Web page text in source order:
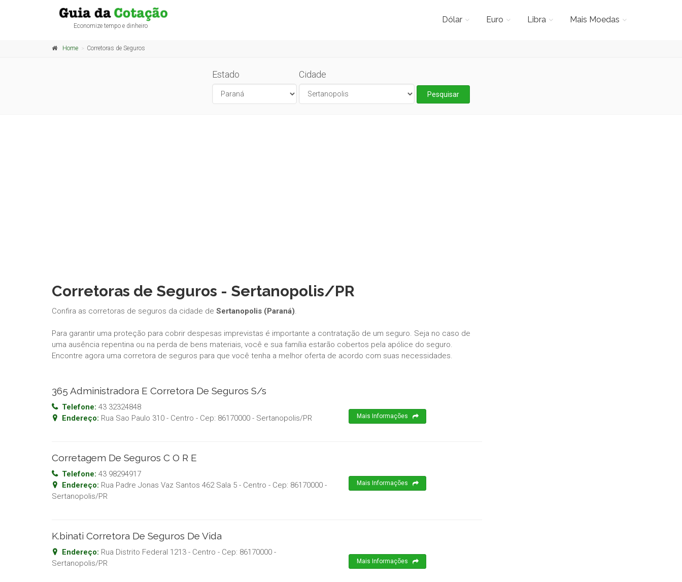
Economize tempo e dinheiro
Dólar Euro Libra Mais Moedas
Home Corretoras de Seguros
Estado Cidade
Pesquisar
Corretoras de Seguros - Sertanopolis/PR
Confira as corretoras de seguros da cidade de Sertanopolis (Paraná).
Para garantir uma proteção para cobrir despesas imprevistas é importante a contratação de um seguro. Seja no caso de
uma ausência repentina ou na perda de bens materiais, você e sua família estarão cobertos pela apólice do seguro.
Encontre agora uma corretora de seguros para que você tenha a melhor oferta de acordo com suas necessidades.
365 Administradora E Corretora De Seguros S/s
Telefone: 43 32324848
Endereço: Rua Sao Paulo 310 - Centro - Cep: 86170000 - Sertanopolis/PR Mais Informações
Corretagem De Seguros C O R E
Telefone: 43 98294917
Endereço: Rua Padre Jonas Vaz Santos 462 Sala 5 - Centro - Cep: 86170000 -
Sertanopolis/PR
Mais Informações
K.binati Corretora De Seguros De Vida
Endereço: Rua Distrito Federal 1213 - Centro - Cep: 86170000 -
Sertanopolis/PR Mais Informações